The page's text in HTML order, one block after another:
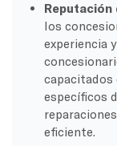
los
experiencia
capacitados
específicos
eficiente.